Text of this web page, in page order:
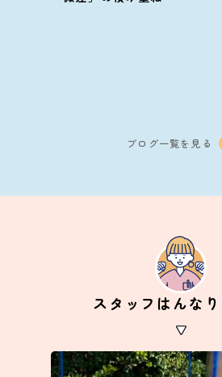
ブログ一覧を見る
スタッフはんな